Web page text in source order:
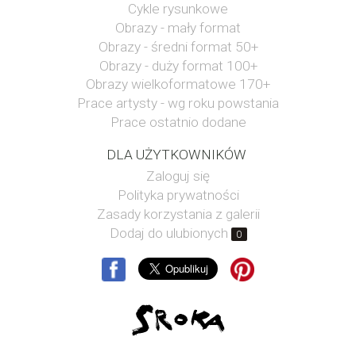
Cykle rysunkowe
Obrazy - mały format
Obrazy - średni format 50+
Obrazy - duży format 100+
Obrazy wielkoformatowe 170+
Prace artysty - wg roku powstania
Prace ostatnio dodane
DLA UŻYTKOWNIKÓW
Zaloguj się
Polityka prywatności
Zasady korzystania z galerii
Dodaj do ulubionych
0